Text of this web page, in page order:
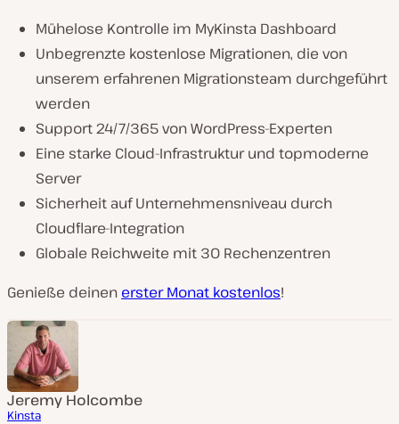
Mühelose Kontrolle im MyKinsta Dashboard
Unbegrenzte kostenlose Migrationen, die von
unserem erfahrenen Migrationsteam durchgeführt
werden
Support 24/7/365 von WordPress-Experten
Eine starke Cloud-Infrastruktur und topmoderne
Server
Sicherheit auf Unternehmensniveau durch
Cloudflare-Integration
Globale Reichweite mit 30 Rechenzentren
Genieße deinen erster Monat kostenlos!
Jeremy Holcombe
Kinsta